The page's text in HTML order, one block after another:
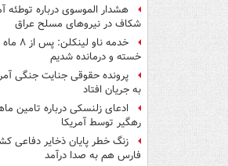
هشدار الموسوی درباره توطئه
شکاف در نیروهای مسلح عراق
خدمه
خسته و درمانده‌ شدیم
پرونده حقوقی جنایت جنگی
به جریان افتاد
ادعای زلنسکی درباره تامین
رهگیر توسط آمریکا
زنگ خطر پایان ذخایر دفاعی
فارس هم به صدا درآمد